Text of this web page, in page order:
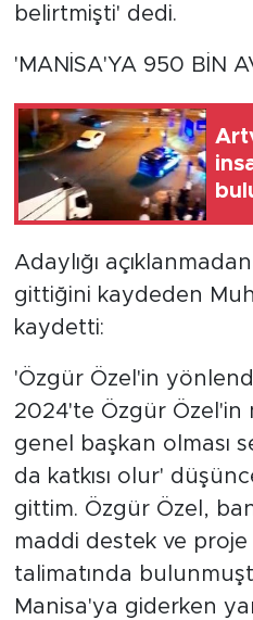
belirtmişti' dedi.
'MANİSA'YA 950 BİN
Adaylığı
gittiğini kaydeden
kaydetti:
'Özgür Özel'in
2024'te Özgür Özel'in
genel başkan olması
da katkısı olur'
gittim. Özgür Özel,
maddi destek ve
talimatında
Manisa'ya giderken